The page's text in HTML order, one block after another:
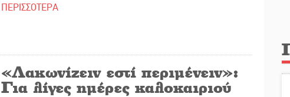
ΠΕΡΙΣΣΟΤΕΡΑ
«Λακωνίζειν εστί περιμένειν»:
Για λίγες ημέρες καλοκαιριού